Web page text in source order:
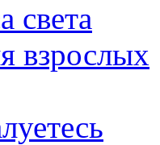
света
взрослых